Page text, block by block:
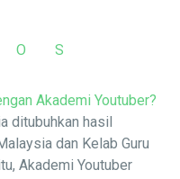
O S
Akademi Youtuber?
ditubuhkan hasil
dan Kelab Guru
Akademi Youtuber